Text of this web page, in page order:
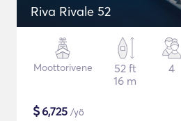
Riva Rivale 52
Moottorivene
52 ft
16 m
4
$6,725 /yö